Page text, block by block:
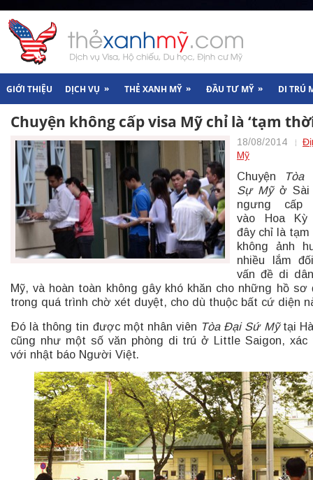
GIỚI THIỆU DỊCH VỤ » THẺ XANH MỸ » ĐẦU TƯ MỸ » DI TRÚ
Chuyện không cấp visa Mỹ chỉ là ‘tạm
18/08/2014
Mỹ
Chuyện
Tòa
Sự Mỹở Sài
ngưng cấp
vào Hoa
đây chỉ là
không ảnh
nhiều lắm
vấn đề di
Mỹ, và hoàn toàn không gây khó khăn cho những hồ sơ
trong quá trình chờ xét duyệt, cho dù thuộc bất cứ diện
Ðó là thông tin được một nhân viên Tòa Ðại Sứ Mỹtại
cũng như một số văn phòng di trú ở Little Saigon, xác
với nhật báo Người Việt.